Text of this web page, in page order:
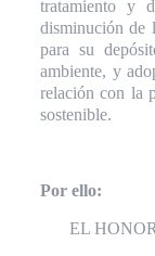
tratamiento y
disminución de
para su
ambiente, y
relación con la
sostenible.
Por ello:
EL